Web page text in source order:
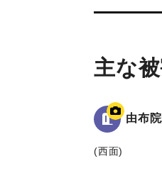
主な
由布
(西面)